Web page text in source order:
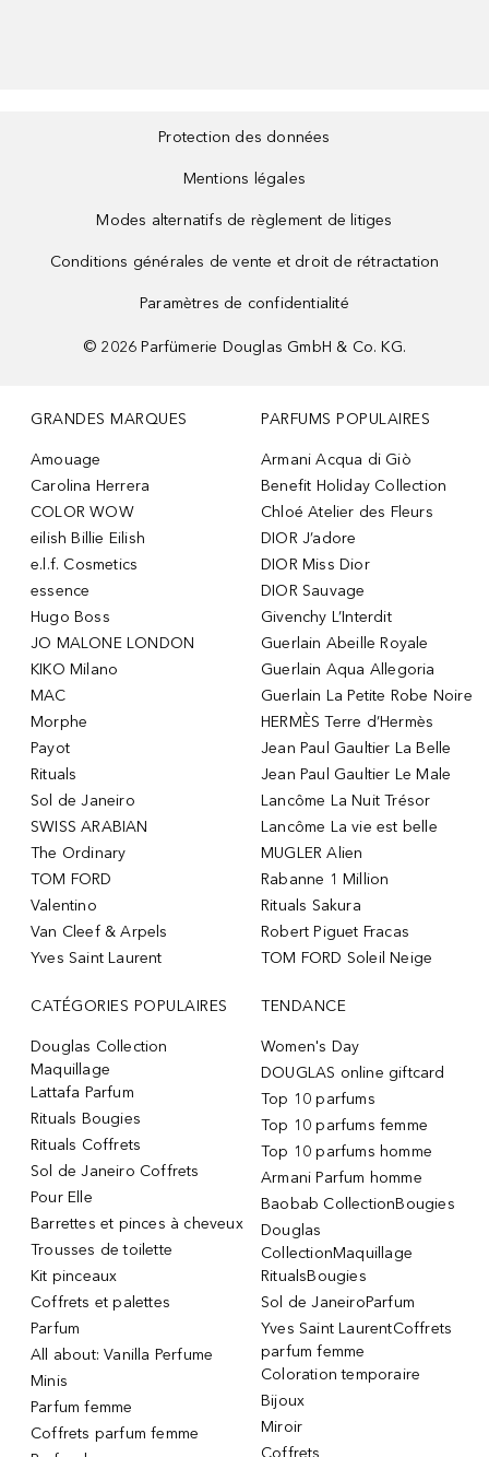
Protection des données
Mentions légales
Modes alternatifs de règlement de litiges
Conditions générales de vente et droit de rétractation
Paramètres de confidentialité
© 2026 Parfümerie Douglas GmbH & Co. KG.
GRANDES MARQUES
Amouage
Carolina Herrera
COLOR WOW
eilish Billie Eilish
e.l.f. Cosmetics
essence
Hugo Boss
JO MALONE LONDON
KIKO Milano
MAC
Morphe
Payot
Rituals
Sol de Janeiro
SWISS ARABIAN
The Ordinary
TOM FORD
Valentino
Van Cleef & Arpels
Yves Saint Laurent
PARFUMS POPULAIRES
Armani Acqua di Giò
Benefit Holiday Collection
Chloé Atelier des Fleurs
DIOR J’adore
DIOR Miss Dior
DIOR Sauvage
Givenchy L’Interdit
Guerlain Abeille Royale
Guerlain Aqua Allegoria
Guerlain La Petite Robe Noire
HERMÈS Terre d’Hermès
Jean Paul Gaultier La Belle
Jean Paul Gaultier Le Male
Lancôme La Nuit Trésor
Lancôme La vie est belle
MUGLER Alien
Rabanne 1 Million
Rituals Sakura
Robert Piguet Fracas
TOM FORD Soleil Neige
CATÉGORIES POPULAIRES
Douglas Collection
Maquillage
Lattafa Parfum
Rituals Bougies
Rituals Coffrets
Sol de Janeiro Coffrets
Pour Elle
Barrettes et pinces à cheveux
Trousses de toilette
Kit pinceaux
Coffrets et palettes
Parfum
All about: Vanilla Perfume
Minis
Parfum femme
Coffrets parfum femme
TENDANCE
Women's Day
DOUGLAS online giftcard
Top 10 parfums
Top 10 parfums femme
Top 10 parfums homme
Armani Parfum homme
Baobab CollectionBougies
Douglas
CollectionMaquillage
RitualsBougies
Sol de JaneiroParfum
Yves Saint LaurentCoffrets
parfum femme
Coloration temporaire
Bijoux
Miroir
Coffrets